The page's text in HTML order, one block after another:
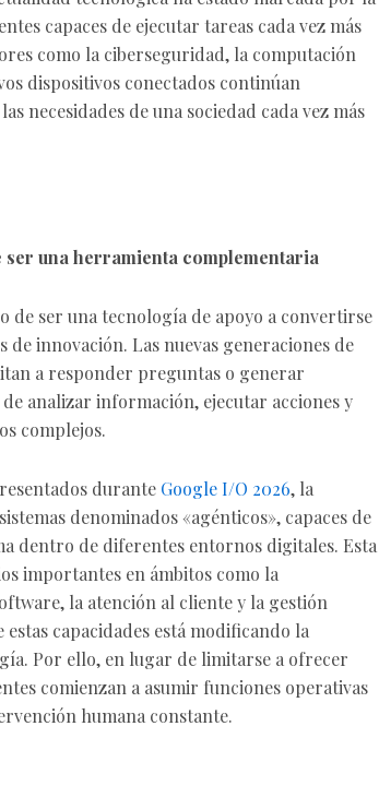
capaces de ejecutar tareas cada vez más
como la ciberseguridad, la computación
dispositivos conectados continúan
necesidades de una sociedad cada vez más
una herramienta complementaria
de ser una tecnología de apoyo a convertirse
innovación. Las nuevas generaciones de
a responder preguntas o generar
analizar información, ejecutar acciones y
complejos.
durante Google I/O 2026, la
denominados «agénticos», capaces de
dentro de diferentes entornos digitales. Esta
importantes en ámbitos como la
la atención al cliente y la gestión
capacidades está modificando la
Por ello, en lugar de limitarse a ofrecer
comienzan a asumir funciones operativas
humana constante.